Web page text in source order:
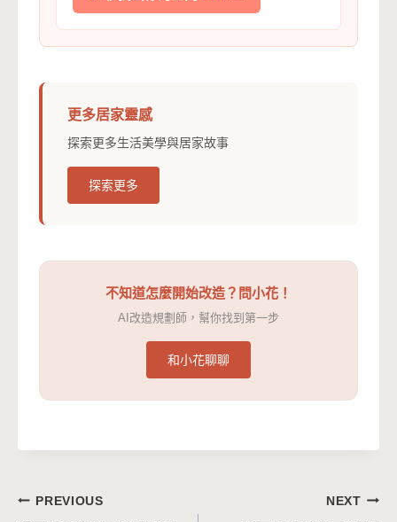
更多居家靈感
探索更多生活美學與居家故事
探索更多
不知道怎麼開始改造？問小花！
AI改造規劃師，幫你找到第一步
和小花聊聊
文PREVIOUS NEXT